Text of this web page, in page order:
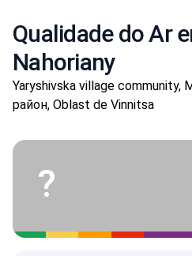
Qualidade do Ar
Nahoriany
Yaryshivska village community,
район, Oblast de Vinnitsa
?